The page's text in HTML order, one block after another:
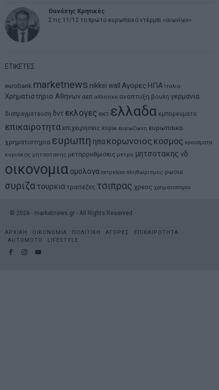
Θανάσης Κρητικός
Στις 11/12 το πρώτο ευρωπαϊκό ντέρμπι «αιωνίων»
ΕΤΙΚΕΤΕΣ
eurobank marketnews nikkei wall Αγορες ΗΠΑ Ιταλια
Χρηματιστηριο Αθηνων αεπ αθλητικα αναπτυξη βουλη γερμανια
διαπραγματευση δντ εκλογες εκτ ελλαδα εμπορευματα
επικαιροτητα επιχειρησεις ευρω ευρωζωνη ευρωπαικα
χρηματιστηρια ευρωπη ηπα κορωνοιος κοσμος κρουσματα
κυριακος μητσοτακης μεταρρυθμισεις μετρα μητσοτακης νδ
οικονομια ομολογα πετρελαιο πληθωρισμος ρωσια
συριζα τουρκια τραπεζες τσιπρας χρεος χρηματιστηριο
© 2026 - marketnews.gr - All Rights Reserved
ΑΡΧΙΚΗ ΟΙΚΟΝΟΜΙΑ ΠΟΛΙΤΙΚΗ ΑΓΟΡΕΣ
ΕΠΙΚΑΙΡΟΤΗΤΑ
AUTOMOTO
LIFESTYLE